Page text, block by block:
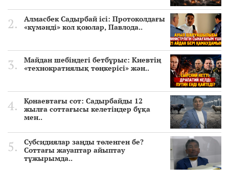
Алмасбек Садырбай ісі: Протоколдағы
«күмәнді» кол қоюлар, Павлода..
Майдан шебіндегі бетбұрыс: Киевтің
«технократиялық төңкерісі» жән..
Қонаевтағы сот: Садырбайды 12
жылға соттағысы келетіндер бұқа
мен..
Субсидиялар заңды төленген бе?
Соттағы жауаптар айыптау
тұжырымда..